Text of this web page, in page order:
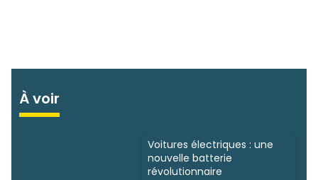
À voir
Voitures électriques : une
nouvelle batterie
révolutionnaire